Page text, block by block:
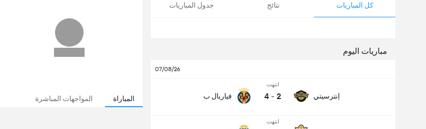
كل المباريات نتائج جدول المباريات
مباريات اليوم
07/08/26
إنترسيتي
انتهت
2
-
4 فياريال ب
انتهت
المباراة المواجهات المباشرة